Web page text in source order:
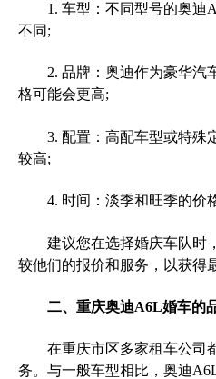
1. 车型：不同型号的奥迪
不同;
2. 品牌：奥迪作为豪华汽
格可能会更高;
3. 配置：高配车型或特殊
较高;
4. 时间：淡季和旺季的价格
建议您在选择婚庆车队时
较他们的报价和服务，以获得
二、重庆奥迪A6L婚车的
在重庆市区多家租车公司
务。与一般车型相比，奥迪